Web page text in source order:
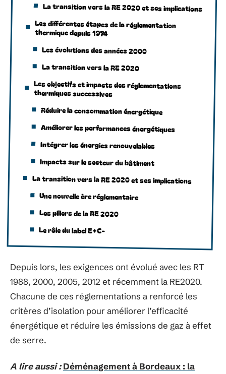
La transition vers la RE 2020 et ses implications
Les différentes étapes de la réglementation
thermique depuis 1974
Les évolutions des années 2000
La transition vers la RE 2020
Les objectifs et impacts des réglementations
thermiques successives
Réduire la consommation énergétique
Améliorer les performances énergétiques
Intégrer les énergies renouvelables
Impacts sur le secteur du bâtiment
La transition vers la RE 2020 et ses implications
Une nouvelle ère réglementaire
Les piliers de la RE 2020
Le rôle du label E+C-
Depuis lors, les exigences ont évolué avec les RT
1988, 2000, 2005, 2012 et récemment la RE2020.
Chacune de ces réglementations a renforcé les
critères d’isolation pour améliorer l’efficacité
énergétique et réduire les émissions de gaz à effet
de serre.
A lire aussi : Déménagement à Bordeaux : la